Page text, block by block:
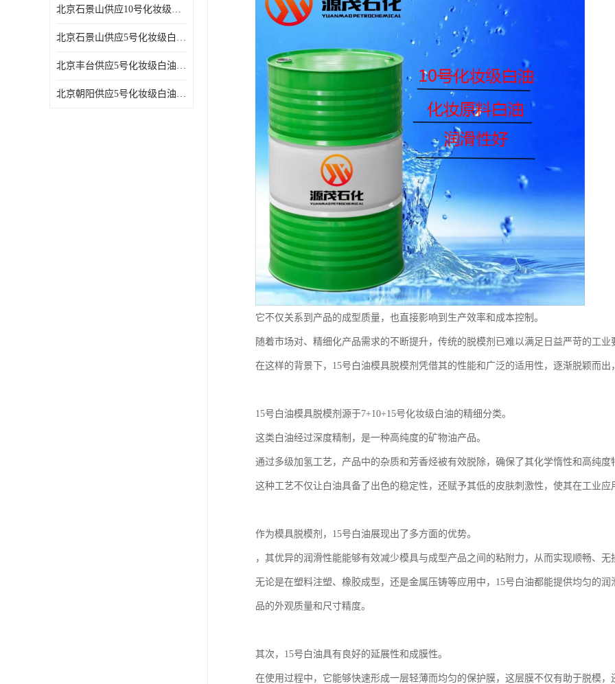
北京石景山供应10号化妆级白油高精密机械润滑油
北京石景山供应5号化妆级白油缝纫机油 设备润滑油
北京丰台供应5号化妆级白油纤维与织物柔软光亮
北京朝阳供应5号化妆级白油纺织时的润滑剂
它不仅关系到产品的成型质量，也直接影响到生产效率和成本控制。
随着市场对、精细化产品需求的不断提升，传统的脱模剂已难以满足日益严苛的工业
在这样的背景下，15号白油模具脱模剂凭借其的性能和广泛的适用性，逐渐脱颖而出
15号白油模具脱模剂源于7+10+15号化妆级白油的精细分类。
这类白油经过深度精制，是一种高纯度的矿物油产品。
通过多级加氢工艺，产品中的杂质和芳香烃被有效脱除，确保了其化学惰性和高纯度
这种工艺不仅让白油具备了出色的稳定性，还赋予其低的皮肤刺激性，使其在工业应
作为模具脱模剂，15号白油展现出了多方面的优势。
，其优异的润滑性能能够有效减少模具与成型产品之间的粘附力，从而实现顺畅、无
无论是在塑料注塑、橡胶成型，还是金属压铸等应用中，15号白油都能提供均匀的
品的外观质量和尺寸精度。
其次，15号白油具有良好的延展性和成膜性。
在使用过程中，它能够快速形成一层轻薄而均匀的保护膜，这层膜不仅有助于脱模